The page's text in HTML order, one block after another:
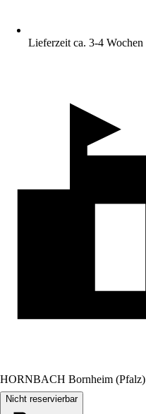
Lieferzeit ca. 3-4 Wochen
HORNBACH Bornheim (Pfalz)
Nicht reservierbar